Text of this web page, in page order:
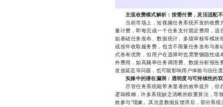
主流收费模式解析：按需付费，灵活适配
当前市场上，短视频任务系统开发的收费
量计费，即每完成一个任务支付固定费用，适
如基础任务发布、数据统计、多级审核等模
或按年收取服务费，包含不限量任务发布与
式各有优势，但用户在选择时也需警惕隐性
外费用，如高频率任务调用费、数据分析报
发放延迟等问题，也可能影响用户体验与信任
实操中的潜在漏洞：透明度与可持续性的
尽管任务系统能带来显著的效率提升，但
逻辑模糊，许多系统缺乏清晰的权重算法，导
效参与”现象。其次是数据反馈滞后，部分系